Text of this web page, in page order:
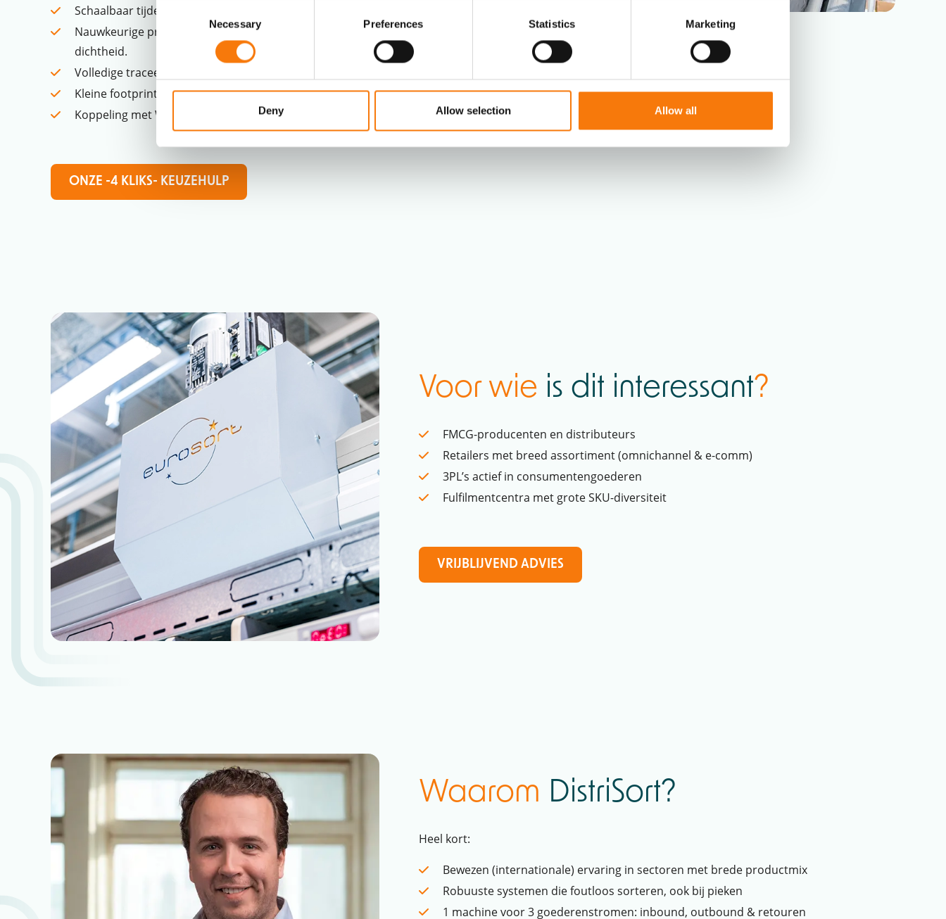
Consent
Necessary Preferences Statistics Marketing
Deny Allow selection Allow all
Schaalbaar tijdens piekperiodes, zodat je altijd efficiënt blijft
Nauwkeurige productherkenning en uitworp: voorkomt fouten bij hoge SKU-
dichtheid.
Volledige traceerbaarheid per item of batch
Kleine footprint, grote capaciteit
Koppeling met WMS, ERP en Track & Trace-systemen
ONZE -4 KLIKS- KEUZEHULP
Voor wie is dit interessant?
FMCG-producenten en distributeurs
Retailers met breed assortiment (omnichannel & e-comm)
3PL’s actief in consumentengoederen
Fulfilmentcentra met grote SKU-diversiteit
VRIJBLIJVEND ADVIES
Waarom DistriSort?
Heel kort:
Bewezen (internationale) ervaring in sectoren met brede productmix
Robuuste systemen die foutloos sorteren, ook bij pieken
1 machine voor 3 goederenstromen: inbound, outbound & retouren